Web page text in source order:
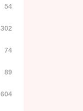
54
302
74
89
604